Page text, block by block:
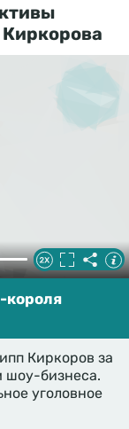
короля
Киркоров за
шоу-бизнеса.
уголовное